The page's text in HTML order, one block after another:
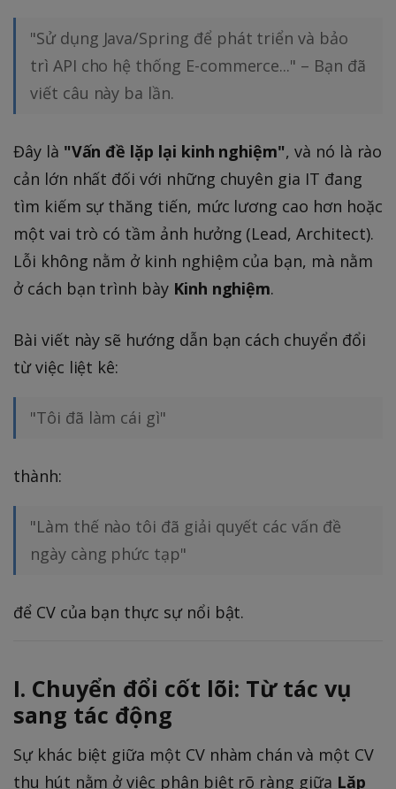
"Sử dụng Java/Spring để phát triển và bảo
trì API cho hệ thống E-commerce..." – Bạn đã
viết câu này ba lần.
Đây là "Vấn đề lặp lại kinh nghiệm", và nó là rào
cản lớn nhất đối với những chuyên gia IT đang
tìm kiếm sự thăng tiến, mức lương cao hơn hoặc
một vai trò có tầm ảnh hưởng (Lead, Architect).
Lỗi không nằm ở kinh nghiệm của bạn, mà nằm
ở cách bạn trình bày Kinh nghiệm.
Bài viết này sẽ hướng dẫn bạn cách chuyển đổi
từ việc liệt kê:
"Tôi đã làm cái gì"
thành:
"Làm thế nào tôi đã giải quyết các vấn đề
ngày càng phức tạp"
để CV của bạn thực sự nổi bật.
I. Chuyển đổi cốt lõi: Từ tác vụ
sang tác động
Sự khác biệt giữa một CV nhàm chán và một CV
thu hút nằm ở việc phân biệt rõ ràng giữa Lặp